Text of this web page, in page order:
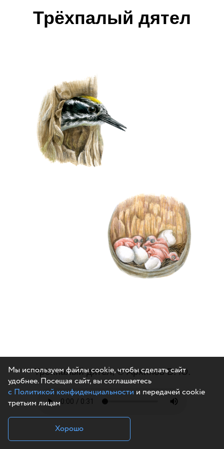
Трёхпалый дятел
Трёхпалый дятел, ℗ Архипов В. Ю.
Мы используем файлы cookie, чтобы сделать сайт
удобнее. Посещая сайт, вы соглашаетесь
с Политикой конфиденциальности и передачей cookie
третьим лицам
Хорошо